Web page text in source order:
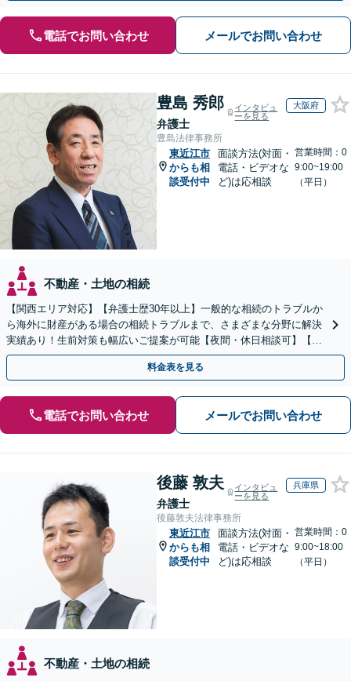
電話でお問い合わせ メールでお問い合わせ
豊島 秀郎
弁護士
インタビュ
ーを見る
大阪府
豊島法律事務所
東近江市
からも相
談受付中
面談方法(対面・
電話・ビデオな
ど)は応相談
営業時間：0
9:00~19:00
（平日）
不動産・土地の相続
【関西エリア対応】【弁護士歴30年以上】一般的な相続のトラブルか
ら海外に財産がある場合の相続トラブルまで、さまざまな分野に解決
実績あり！生前対策も幅広いご提案が可能【夜間・休日相談可】【完
全個室】
料金表を見る
電話でお問い合わせ メールでお問い合わせ
後藤 敦夫
弁護士
インタビュ
ーを見る
兵庫県
後藤敦夫法律事務所
東近江市
からも相
談受付中
面談方法(対面・
電話・ビデオな
ど)は応相談
営業時間：0
9:00~18:00
（平日）
不動産・土地の相続